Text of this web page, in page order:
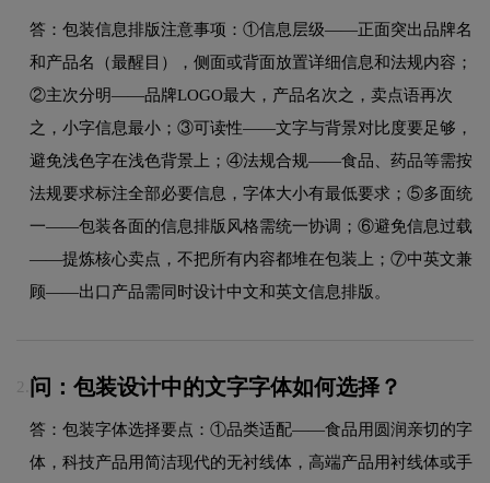
答：包装信息排版注意事项：①信息层级——正面突出品牌名
和产品名（最醒目），侧面或背面放置详细信息和法规内容；
②主次分明——品牌LOGO最大，产品名次之，卖点语再次
之，小字信息最小；③可读性——文字与背景对比度要足够，
避免浅色字在浅色背景上；④法规合规——食品、药品等需按
法规要求标注全部必要信息，字体大小有最低要求；⑤多面统
一——包装各面的信息排版风格需统一协调；⑥避免信息过载
——提炼核心卖点，不把所有内容都堆在包装上；⑦中英文兼
顾——出口产品需同时设计中文和英文信息排版。
2. 问：包装设计中的文字字体如何选择？
答：包装字体选择要点：①品类适配——食品用圆润亲切的字
体，科技产品用简洁现代的无衬线体，高端产品用衬线体或手